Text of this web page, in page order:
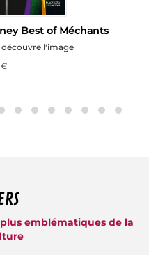
Best of Méchants
l'image
€
emblématiques de la